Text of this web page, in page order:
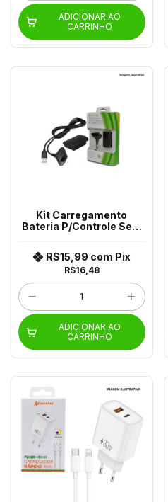
ADICIONAR AO
CARRINHO
Kit Carregamento
Bateria P/Controle Sem
R$16,48
R$15,99 com Pix
ADICIONAR AO
CARRINHO